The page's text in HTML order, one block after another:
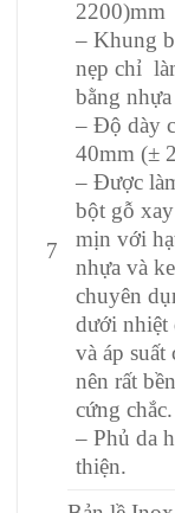
7
2200)mm
– Khung
nẹp chỉ
bằng
– Độ dày
40mm (±
– Được
bột gỗ xay
mịn với
nhựa và
chuyên
dưới nhiệt
và áp suất
nên rất
cứng chắc.
– Phủ da
thiện.